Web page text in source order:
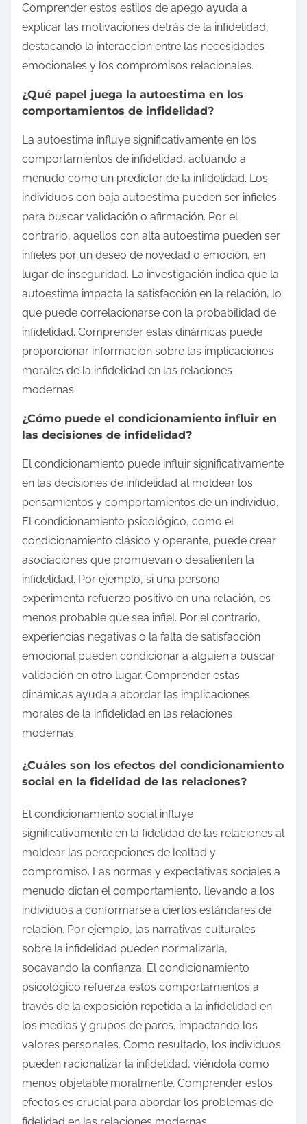
Comprender estos estilos de apego ayuda a
explicar las motivaciones detrás de la infidelidad,
destacando la interacción entre las necesidades
emocionales y los compromisos relacionales.
¿Qué papel juega la autoestima en los
comportamientos de infidelidad?
La autoestima influye significativamente en los
comportamientos de infidelidad, actuando a
menudo como un predictor de la infidelidad. Los
individuos con baja autoestima pueden ser infieles
para buscar validación o afirmación. Por el
contrario, aquellos con alta autoestima pueden ser
infieles por un deseo de novedad o emoción, en
lugar de inseguridad. La investigación indica que la
autoestima impacta la satisfacción en la relación, lo
que puede correlacionarse con la probabilidad de
infidelidad. Comprender estas dinámicas puede
proporcionar información sobre las implicaciones
morales de la infidelidad en las relaciones
modernas.
¿Cómo puede el condicionamiento influir en
las decisiones de infidelidad?
El condicionamiento puede influir significativamente
en las decisiones de infidelidad al moldear los
pensamientos y comportamientos de un individuo.
El condicionamiento psicológico, como el
condicionamiento clásico y operante, puede crear
asociaciones que promuevan o desalienten la
infidelidad. Por ejemplo, si una persona
experimenta refuerzo positivo en una relación, es
menos probable que sea infiel. Por el contrario,
experiencias negativas o la falta de satisfacción
emocional pueden condicionar a alguien a buscar
validación en otro lugar. Comprender estas
dinámicas ayuda a abordar las implicaciones
morales de la infidelidad en las relaciones
modernas.
¿Cuáles son los efectos del condicionamiento
social en la fidelidad de las relaciones?
El condicionamiento social influye
significativamente en la fidelidad de las relaciones al
moldear las percepciones de lealtad y
compromiso. Las normas y expectativas sociales a
menudo dictan el comportamiento, llevando a los
individuos a conformarse a ciertos estándares de
relación. Por ejemplo, las narrativas culturales
sobre la infidelidad pueden normalizarla,
socavando la confianza. El condicionamiento
psicológico refuerza estos comportamientos a
través de la exposición repetida a la infidelidad en
los medios y grupos de pares, impactando los
valores personales. Como resultado, los individuos
pueden racionalizar la infidelidad, viéndola como
menos objetable moralmente. Comprender estos
efectos es crucial para abordar los problemas de